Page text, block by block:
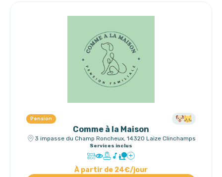
Pension
Comme à la Maison
3 impasse du Champ Roncheux, 14320 Laize Clinchamps
Services inclus
À partir de 24€/jour